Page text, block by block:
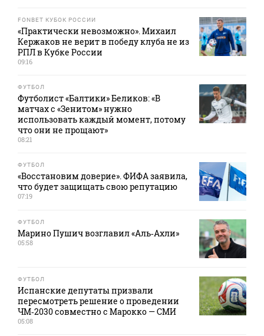
FONBET КУБОК РОССИИ
«Практически невозможно». Михаил
Кержаков не верит в победу клуба не из
РПЛ в Кубке России
09:16
ФУТБОЛ
Футболист «Балтики» Беликов: «В
матчах с «Зенитом» нужно
использовать каждый момент, потому
что они не прощают»
08:21
ФУТБОЛ
«Восстановим доверие». ФИФА заявила,
что будет защищать свою репутацию
07:19
ФУТБОЛ
Марино Пушич возглавил «Аль‑Ахли»
05:58
ФУТБОЛ
Испанские депутаты призвали
пересмотреть решение о проведении
ЧМ‑2030 совместно с Марокко — СМИ
05:08